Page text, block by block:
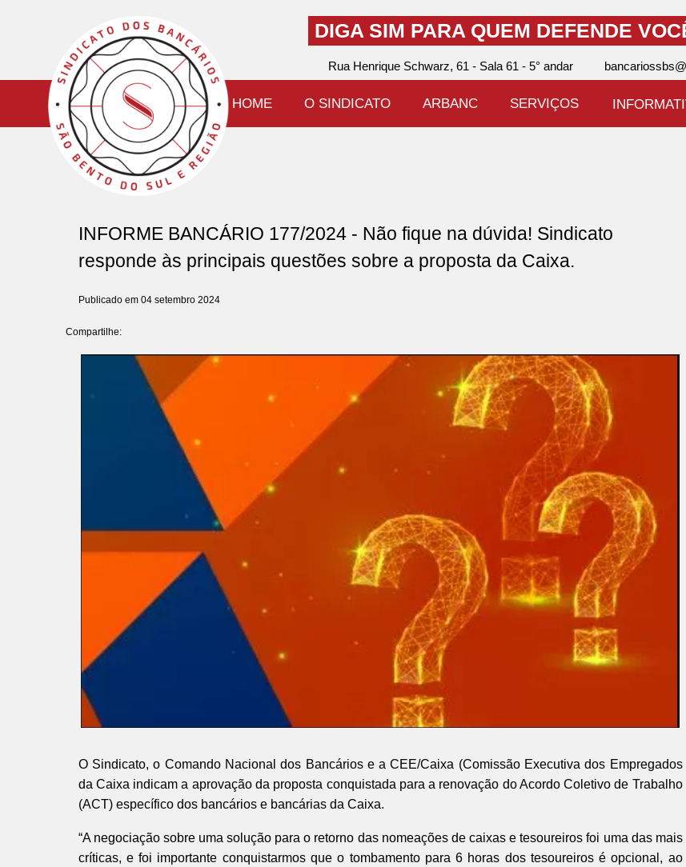
DIGA SIM PARA QUEM DEFENDE
Rua Henrique Schwarz, 61 - Sala 61 - 5° andar
HOME O SINDICATO ARBANC SERVIÇOS
INFORME BANCÁRIO 177/2024 - Não fique na dúvida! Sindicato
responde às principais questões sobre a proposta da Caixa.
Publicado em 04 setembro 2024
Compartilhe:
O Sindicato, o Comando Nacional dos Bancários e a CEE/Caixa (Comissão Executiva dos Empregados
da Caixa indicam a aprovação da proposta conquistada para a renovação do Acordo Coletivo de Trabalho
(ACT) específico dos bancários e bancárias da Caixa.
“A negociação sobre uma solução para o retorno das nomeações de caixas e tesoureiros foi uma das mais
críticas, e foi importante conquistarmos que o tombamento para 6 horas dos tesoureiros é opcional, ao